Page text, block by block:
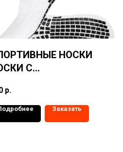
НОСКИ
С
р.
Заказать